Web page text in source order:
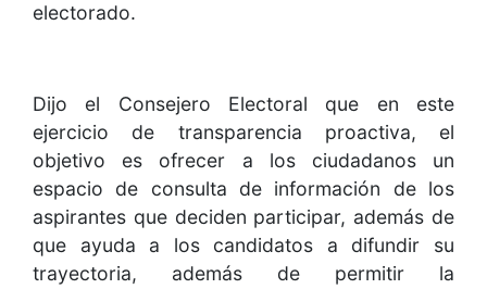
electorado.
Dijo el Consejero Electoral que en este
ejercicio de transparencia proactiva, el
objetivo es ofrecer a los ciudadanos un
espacio de consulta de información de los
aspirantes que deciden participar, además de
que ayuda a los candidatos a difundir su
trayectoria, además de permitir la